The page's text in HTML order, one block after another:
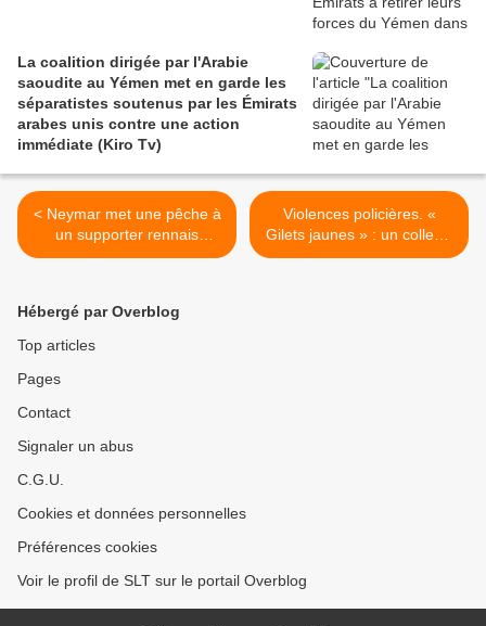
La coalition dirigée par l'Arabie
saoudite au Yémen met en garde les
séparatistes soutenus par les Émirats
arabes unis contre une action
immédiate (Kiro Tv)
< Neymar met une pêche à
un supporter rennais
(Vidéo)
Violences policières. «
Gilets jaunes » : un collectif
de victimes de violences
Hébergé par Overblog
Top articles
Pages
Contact
Signaler un abus
C.G.U.
Cookies et données personnelles
Préférences cookies
Voir le profil de SLT sur le portail Overblog